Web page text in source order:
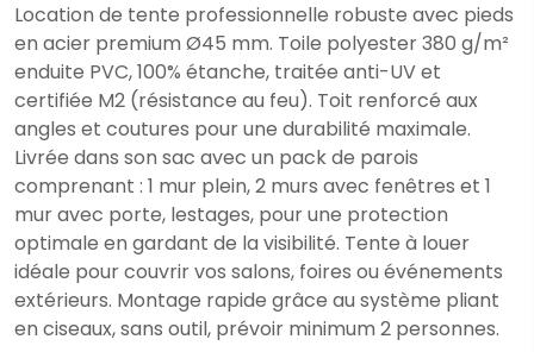
Location de tente professionnelle robuste avec pieds
en acier premium Ø45 mm. Toile polyester 380 g/m²
enduite PVC, 100% étanche, traitée anti-UV et
certifiée M2 (résistance au feu). Toit renforcé aux
angles et coutures pour une durabilité maximale.
Livrée dans son sac avec un pack de parois
comprenant : 1 mur plein, 2 murs avec fenêtres et 1
mur avec porte, lestages, pour une protection
optimale en gardant de la visibilité. Tente à louer
idéale pour couvrir vos salons, foires ou événements
extérieurs. Montage rapide grâce au système pliant
en ciseaux, sans outil, prévoir minimum 2 personnes.